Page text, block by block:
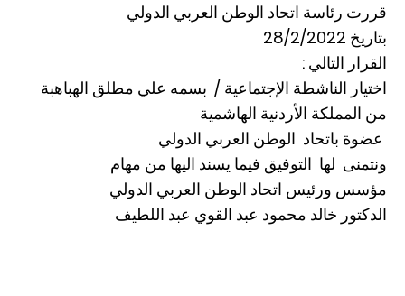
قررت رئاسة اتحاد الوطن العربي الدولي
بتاريخ 28/2/2022
القرار التالي :
اختيار الناشطة الإجتماعية / بسمه علي مطلق الهباهبة
من المملكة الأردنية الهاشمية
عضوة باتحاد الوطن العربي الدولي
ونتمنى لها التوفيق فيما يسند اليها من مهام
مؤسس ورئيس اتحاد الوطن العربي الدولي
الدكتور خالد محمود عبد القوي عبد اللطيف